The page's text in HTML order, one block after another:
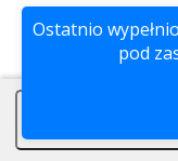
🔔 Kredyt
Ostatnio
pod